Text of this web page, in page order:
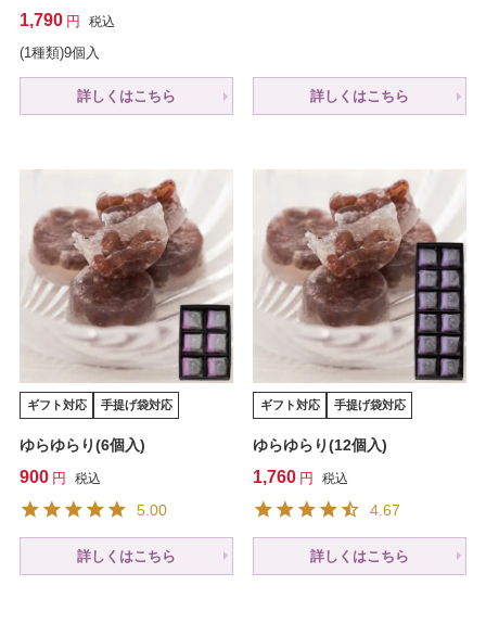
1,790 税込
(1種類)9個入
詳しくはこちら 詳しくはこちら
ギフト対応 手提げ袋対応
ゆらゆらり(6個入)
900 税込
5.00
詳しくはこちら
ギフト対応 手提げ袋対応
ゆらゆらり(12個入)
1,760 税込
4.67
詳しくはこちら